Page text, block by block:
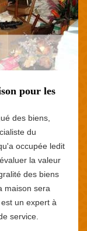
pour les
des biens,
du
occupée ledit
la valeur
des biens
maison sera
un expert à
service.